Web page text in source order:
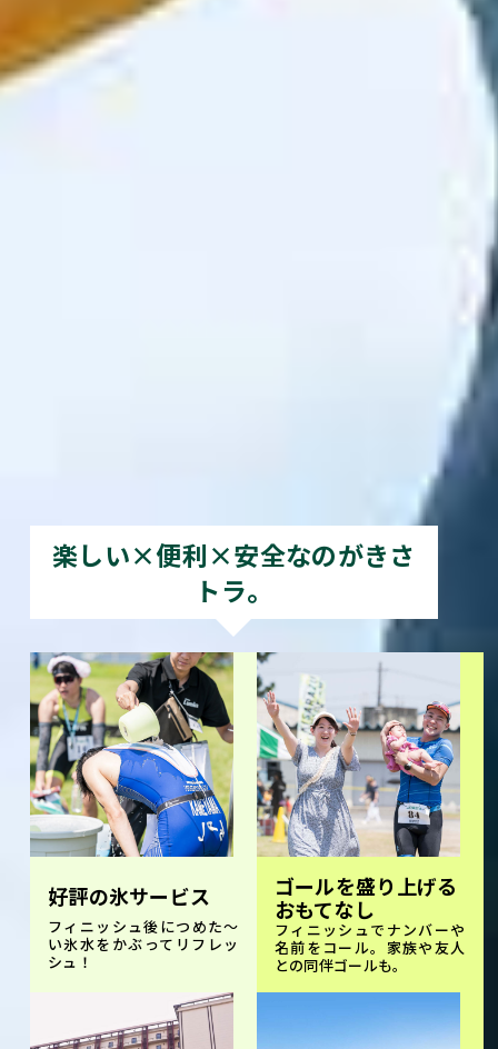
楽しい×便利×安全なのがきさ
トラ。
好評の氷サービス
フィニッシュ後につめた～
い氷水をかぶってリフレッ
シュ！
ゴールを盛り上げる
おもてなし
フィニッシュでナンバーや
名前をコール。家族や友人
との同伴ゴールも。